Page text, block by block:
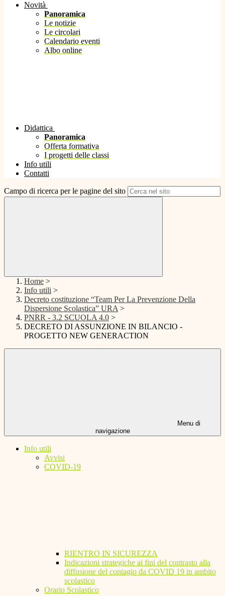
Novità
Panoramica
Le notizie
Le circolari
Calendario eventi
Albo online
Didattica
Panoramica
Offerta formativa
I progetti delle classi
Info utili
Contatti
Campo di ricerca per le pagine del sito
Home >
Info utili >
Decreto costituzione “Team Per La Prevenzione Della
Dispersione Scolastica” URA >
PNRR - 3.2 SCUOLA 4.0 >
DECRETO DI ASSUNZIONE IN BILANCIO -
PROGETTO NEW GENERACTION
Menu di
navigazione
Info utili
Avvisi
COVID-19
RIENTRO IN SICUREZZA
Indicazioni strategiche ai fini del contrasto alla
diffusione del contagio da COVID 19 in ambito
scolastico
Orario Scolastico